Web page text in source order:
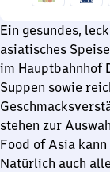
Ein gesundes,
asiatisches
im Hauptbahnhof
Suppen sowie
stehen zur
Food of Asia
Natürlich auch